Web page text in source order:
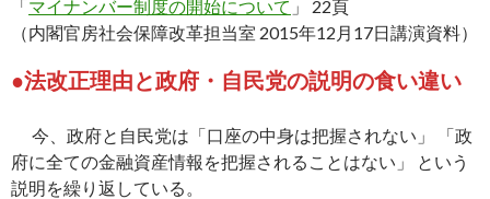
「マイナンバー制度の開始について 」 22頁
（内閣官房社会保障改革担当室 2015年12月17日講演資料）
●法改正理由と政府・自民党の説明の食い違い
今、政府と自民党は「口座の中身は把握されない」 「政
府に全ての金融資産情報を把握されることはない」 という
説明を繰り返している。